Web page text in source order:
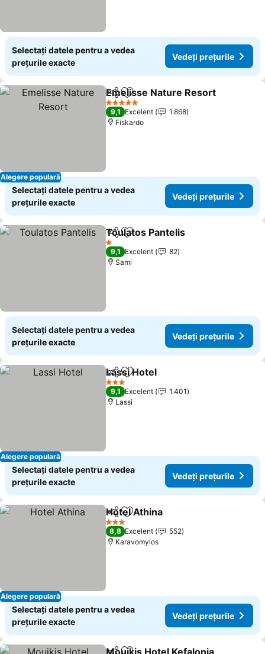
Selectați datele pentru a vedea
prețurile exacte
Vedeți prețurile
Alegere populară
DistribuițiAdăugaţi la favorite
Emelisse Nature Resort
5 Stele
9,1 Excelent
1.868
Fiskardo
Selectați datele pentru a vedea
prețurile exacte
Vedeți prețurile
DistribuițiAdăugaţi la favorite
Toulatos Pantelis
1 Stele
9,1 Excelent
82
Sami
Selectați datele pentru a vedea
prețurile exacte
Vedeți prețurile
Alegere populară
DistribuițiAdăugaţi la favorite
Lassi Hotel
3 Stele
9,1 Excelent
1.401
Lassi
Selectați datele pentru a vedea
prețurile exacte
Vedeți prețurile
Alegere populară
DistribuițiAdăugaţi la favorite
Hotel Athina
3 Stele
8,8 Excelent
552
Karavomylos
Selectați datele pentru a vedea
prețurile exacte
Vedeți prețurile
Mouikis Hotel Kefalonia